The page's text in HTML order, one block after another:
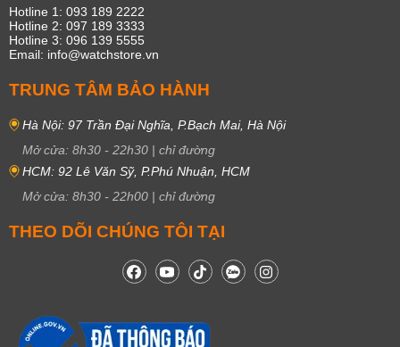
Hotline 1: 093 189 2222
Hotline 2: 097 189 3333
Hotline 3: 096 139 5555
Email: info@watchstore.vn
TRUNG TÂM BẢO HÀNH
Hà Nội: 97 Trần Đại Nghĩa, P.Bạch Mai, Hà Nội
Mở cửa: 8h30 - 22h30 | chỉ đường
HCM: 92 Lê Văn Sỹ, P.Phú Nhuận, HCM
Mở cửa: 8h30 - 22h00 | chỉ đường
THEO DÕI CHÚNG TÔI TẠI